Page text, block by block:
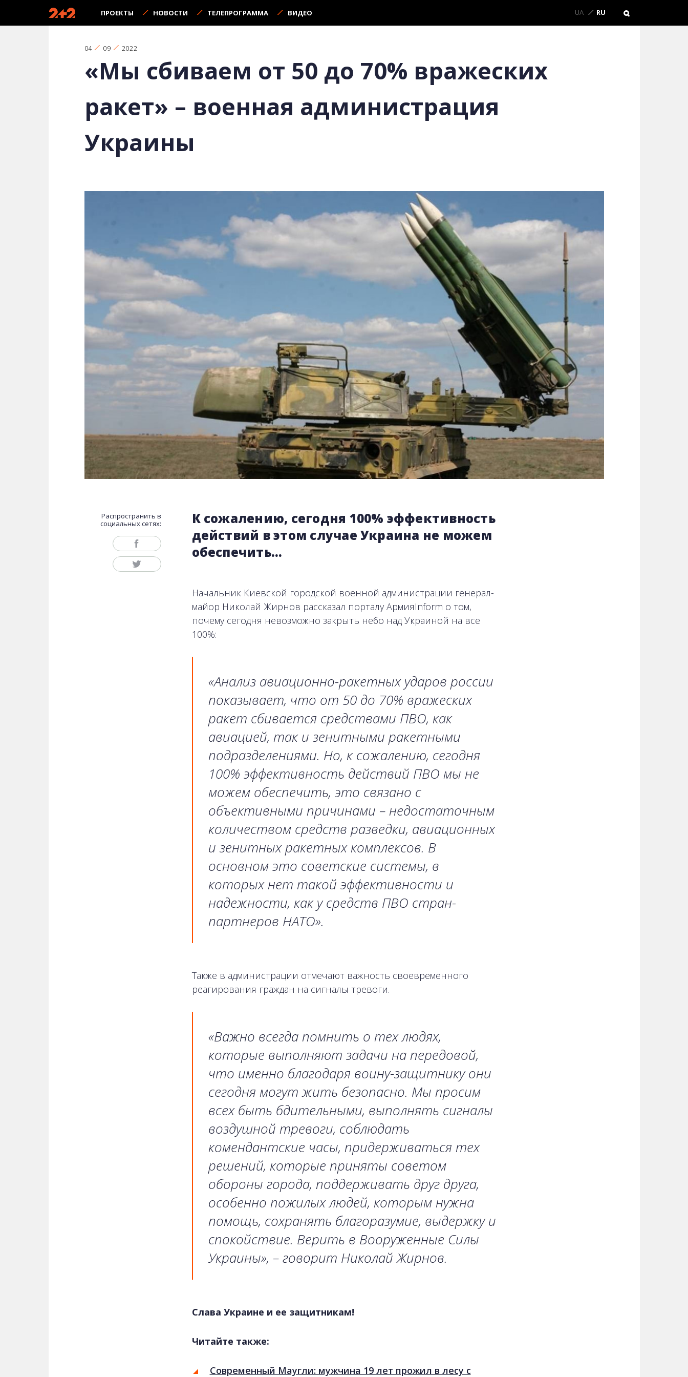
ПРОЕКТЫ НОВОСТИ ТЕЛЕПРОГРАММА ВИДЕО UA RU
04 09 2022
«Мы сбиваем от 50 до 70% вражеских
ракет» – военная администрация
Украины
Распространить в
социальных сетях:
К сожалению, сегодня 100% эффективность
действий в этом случае Украина не можем
обеспечить…
Начальник Киевской городской военной администрации генерал-
майор Николай Жирнов рассказал порталу АрмияInform о том,
почему сегодня невозможно закрыть небо над Украиной на все
100%:
«Анализ авиационно-ракетных ударов россии
показывает, что от 50 до 70% вражеских
ракет сбивается средствами ПВО, как
авиацией, так и зенитными ракетными
подразделениями. Но, к сожалению, сегодня
100% эффективность действий ПВО мы не
можем обеспечить, это связано с
объективными причинами – недостаточным
количеством средств разведки, авиационных
и зенитных ракетных комплексов. В
основном это советские системы, в
которых нет такой эффективности и
надежности, как у средств ПВО стран-
партнеров НАТО».
Также в администрации отмечают важность своевременного
реагирования граждан на сигналы тревоги.
«Важно всегда помнить о тех людях,
которые выполняют задачи на передовой,
что именно благодаря воину-защитнику они
сегодня могут жить безопасно. Мы просим
всех быть бдительными, выполнять сигналы
воздушной тревоги, соблюдать
комендантские часы, придерживаться тех
решений, которые приняты советом
обороны города, поддерживать друг друга,
особенно пожилых людей, которым нужна
помощь, сохранять благоразумие, выдержку и
спокойствие. Верить в Вооруженные Силы
Украины», – говорит Николай Жирнов.
Слава Украине и ее защитникам!
Читайте также:
Современный Маугли: мужчина 19 лет прожил в лесу с